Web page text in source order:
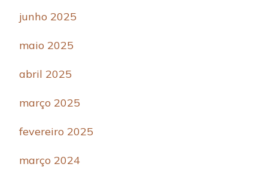
junho 2025
maio 2025
abril 2025
março 2025
fevereiro 2025
março 2024